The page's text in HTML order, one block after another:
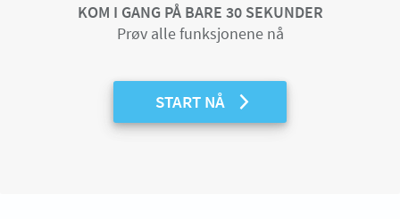
KOM I GANG PÅ BARE 30 SEKUNDER
Prøv alle funksjonene nå
START NÅ